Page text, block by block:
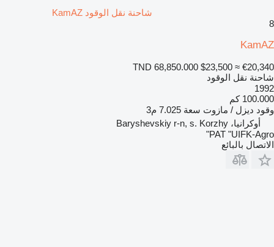
شاحنة نقل الوقود KamAZ
TND 68,850.000 $23,500 ≈
نقل الوقود
كم
ديزل / مازوت سعة 7.025 م3
أوكرانيا، Baryshevskiy r-n, s. Korzhy
PAT "UIFK-
بالبائع